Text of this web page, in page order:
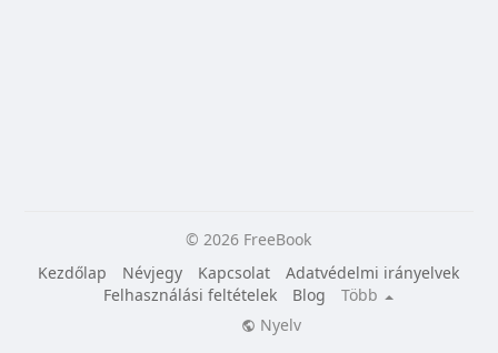
© 2026 FreeBook
Kezdőlap
Névjegy Kapcsolat
Adatvédelmi irányelvek
Felhasználási feltételek
Blog
Több
Nyelv